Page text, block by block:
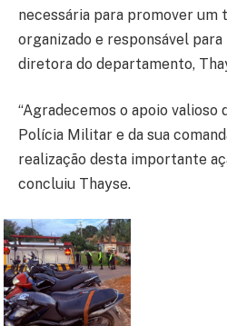
necessária para promover um
organizado e responsável para
diretora do departamento,
“Agradecemos o apoio valioso
Polícia Militar e da sua
realização desta importante
concluiu Thayse.